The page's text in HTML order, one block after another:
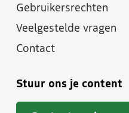
Gebruikersrechten
Veelgestelde vragen
Contact
Stuur ons je content